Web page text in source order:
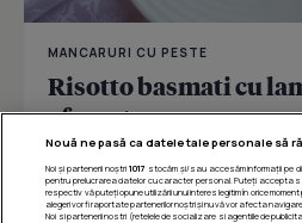
MANCARURI CU PESTE
Risotto basmati cu
afumat
Îmi place Distribuie
Nouă ne pasă ca datele tale personale să
Noi și partenerii noștri 1017 stocăm și/sau accesăm informații pe
pentru prelucrarea datelor cu caracter personal. Puteți accepta
respectiv vă puteți opune utilizării unui interes legitim în orice
alegeri vor fi raportate partenerilor noștri și nu vă vor afecta
Noi si partenerii nostri (retelele de socializare si agentiile de